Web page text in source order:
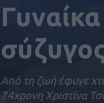
Από τη ζωή έφυγε
74χρονη Χριστίνα